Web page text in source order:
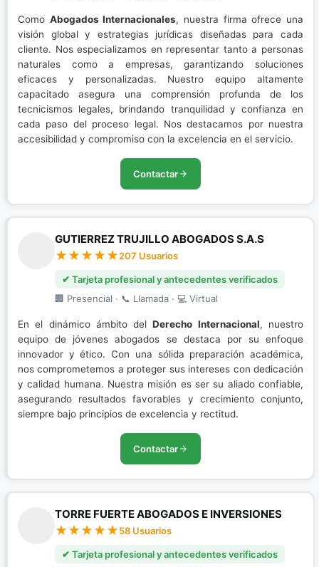
Como Abogados Internacionales, nuestra firma ofrece una
visión global y estrategias jurídicas diseñadas para cada
cliente. Nos especializamos en representar tanto a personas
naturales como a empresas, garantizando soluciones
eficaces y personalizadas. Nuestro equipo altamente
capacitado asegura una comprensión profunda de los
tecnicismos legales, brindando tranquilidad y confianza en
cada paso del proceso legal. Nos destacamos por nuestra
accesibilidad y compromiso con la excelencia en el servicio.
Contactar
GUTIERREZ TRUJILLO ABOGADOS S.A.S
207 Usuarios
✔ Tarjeta profesional y antecedentes verificados
🏢 Presencial · 📞 Llamada · 💻 Virtual
En el dinámico ámbito delDerecho Internacional, nuestro
equipo de jóvenes abogados se destaca por su enfoque
innovador y ético. Con una sólida preparación académica,
nos comprometemos a proteger sus intereses con dedicación
y calidad humana. Nuestra misión es ser su aliado confiable,
asegurando resultados favorables y crecimiento conjunto,
siempre bajo principios de excelencia y rectitud.
Contactar
TORRE FUERTE ABOGADOS E INVERSIONES
58 Usuarios
✔ Tarjeta profesional y antecedentes verificados